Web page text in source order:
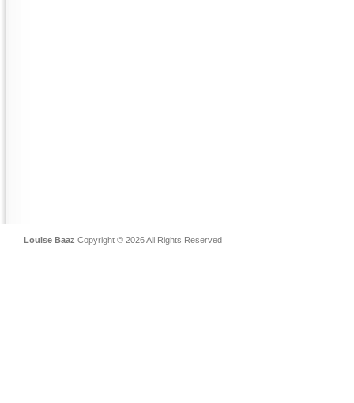
Louise Baaz Copyright © 2026 All Rights Reserved